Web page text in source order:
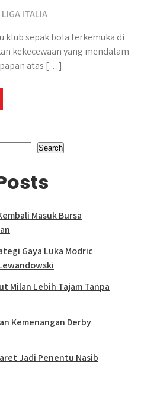
LIGA ITALIA
klub sepak bola terkemuka di
kekecewaan yang mendalam
atas […]
Search
Masuk Bursa
Gaya Luka Modric
Milan Lebih Tajam Tanpa
Kemenangan Derby
Jadi Penentu Nasib